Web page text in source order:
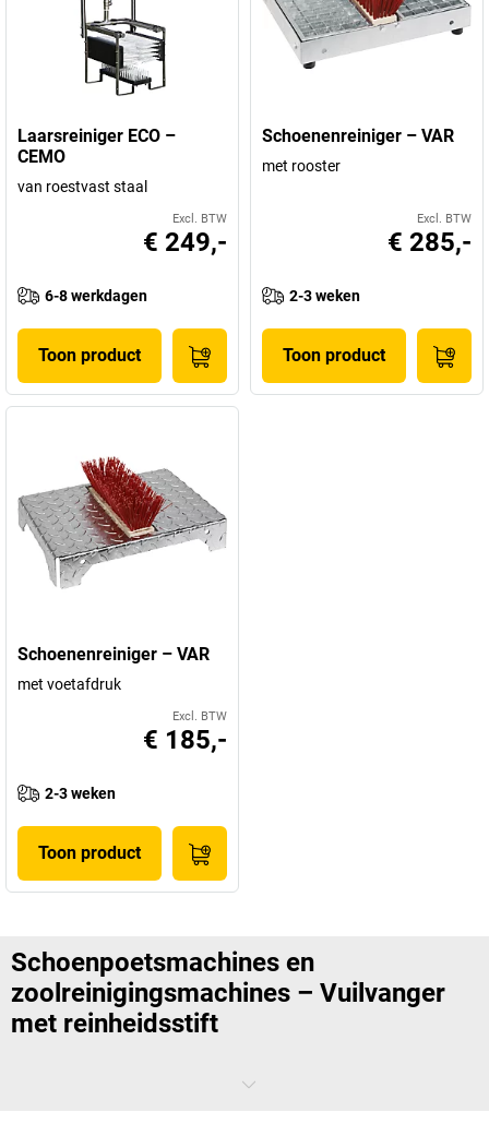
Laarsreiniger ECO –
CEMO
van roestvast staal
Excl. BTW
€ 249,-
6-8 werkdagen
Toon product
Schoenenreiniger – VAR
met rooster
Excl. BTW
€ 285,-
2-3 weken
Toon product
Schoenenreiniger – VAR
met voetafdruk
Excl. BTW
€ 185,-
2-3 weken
Toon product
Schoenpoetsmachines en
zoolreinigingsmachines – Vuilvanger
met reinheidsstift